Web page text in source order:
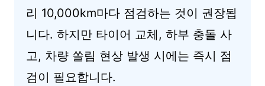
리 10,000km마다 점검하는 것이 권장됩
니다. 하지만 타이어 교체, 하부 충돌 사
고, 차량 쏠림 현상 발생 시에는 즉시 점
검이 필요합니다.